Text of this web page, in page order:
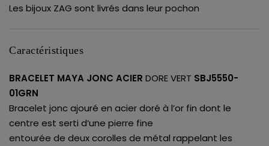
Les bijoux ZAG sont livrés dans leur pochon
Caractéristiques
BRACELET MAYA JONC ACIER DORE VERT SBJ5550-
01GRN
Bracelet jonc ajouré en acier doré à l’or fin dont le
centre est serti d’une pierre fine
entourée de deux corolles de métal rappelant les